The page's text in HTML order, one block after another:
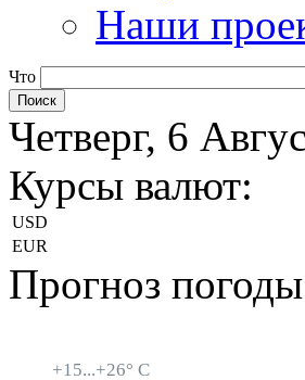
Наши
Что
Четверг, 6
Курсы валют:
USD
EUR
Прогноз
+15...+26° C